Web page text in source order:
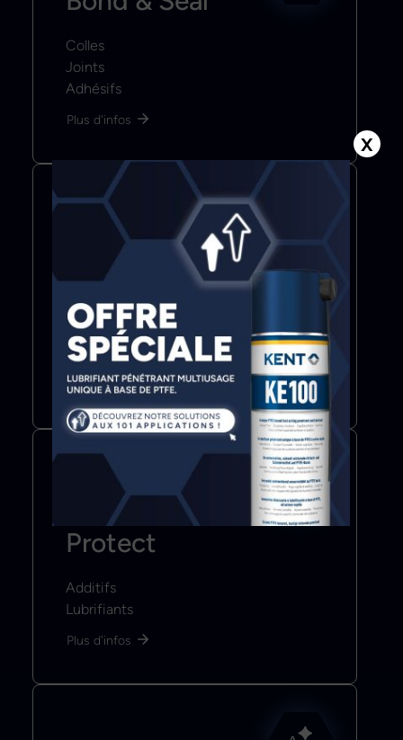
Colles
Joints
Adhésifs
Plus d'infos
Color & Coat
Revêtements
Apprêts & Primaires
Peintures & Vernis
Plus d'infos
Improve &
Protect
Additifs
Lubrifiants
Plus d'infos
X